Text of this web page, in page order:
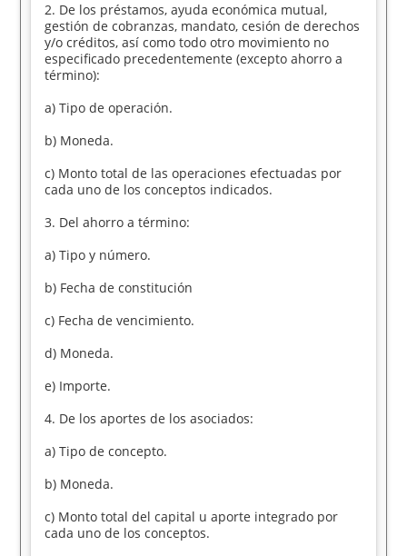
2. De los préstamos, ayuda económica mutual,
gestión de cobranzas, mandato, cesión de derechos
y/o créditos, así como todo otro movimiento no
especificado precedentemente (excepto ahorro a
término):
a) Tipo de operación.
b) Moneda.
c) Monto total de las operaciones efectuadas por
cada uno de los conceptos indicados.
3. Del ahorro a término:
a) Tipo y número.
b) Fecha de constitución
c) Fecha de vencimiento.
d) Moneda.
e) Importe.
4. De los aportes de los asociados:
a) Tipo de concepto.
b) Moneda.
c) Monto total del capital u aporte integrado por
cada uno de los conceptos.